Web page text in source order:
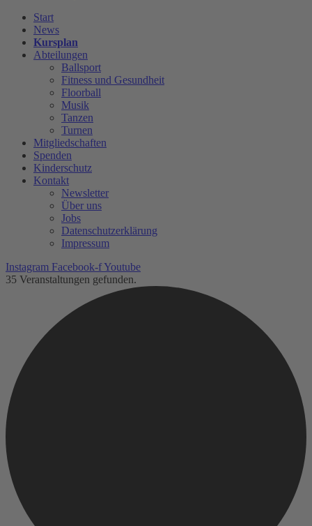
Start
News
Kursplan
Abteilungen
Ballsport
Fitness und Gesundheit
Floorball
Musik
Tanzen
Turnen
Mitgliedschaften
Spenden
Kinderschutz
Kontakt
Newsletter
Über uns
Jobs
Datenschutzerklärung
Impressum
Instagram Facebook-fYoutube
35 Veranstaltungen gefunden.